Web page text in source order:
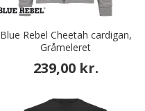
Blue Rebel Cheetah cardigan,
Gråmeleret
239,00 kr.